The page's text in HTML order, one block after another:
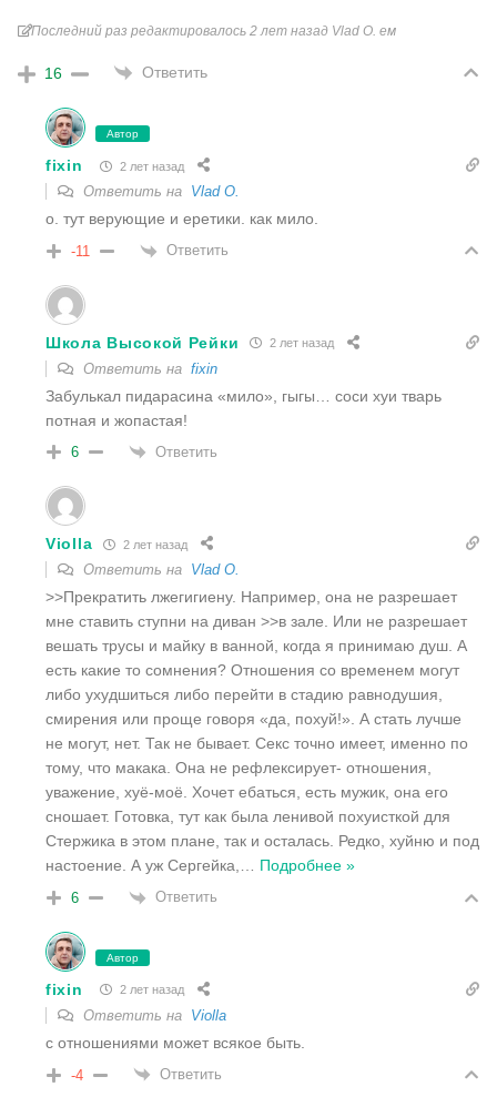
Последний раз редактировалось 2 лет назад Vlad O. ем
16 Ответить
Автор
fixin 2 лет назад
Ответить на Vlad O.
о. тут верующие и еретики. как мило.
-11 Ответить
Школа Высокой Рейки 2 лет назад
Ответить на fixin
Забулькал пидарасина «мило», гыгы… соси хуи тварь
потная и жопастая!
6 Ответить
Violla 2 лет назад
Ответить на Vlad O.
>>Прекратить лжегигиену. Например, она не разрешает
мне ставить ступни на диван >>в зале. Или не разрешает
вешать трусы и майку в ванной, когда я принимаю душ. А
есть какие то сомнения? Отношения со временем могут
либо ухудшиться либо перейти в стадию равнодушия,
смирения или проще говоря «да, похуй!». А стать лучше
не могут, нет. Так не бывает. Секс точно имеет, именно по
тому, что макака. Она не рефлексирует- отношения,
уважение, хуё-моё. Хочет ебаться, есть мужик, она его
сношает. Готовка, тут как была ленивой похуисткой для
Стержика в этом плане, так и осталась. Редко, хуйню и под
настоение. А уж Сергейка,… Подробнее »
6 Ответить
Автор
fixin 2 лет назад
Ответить на Violla
с отношениями может всякое быть.
-4 Ответить